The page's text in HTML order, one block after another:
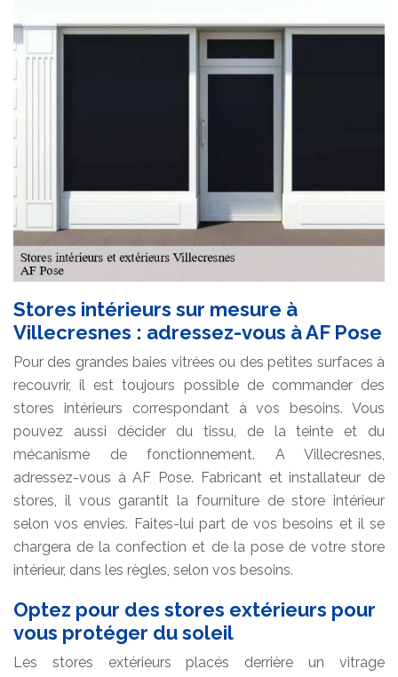
Stores intérieurs sur mesure à
Villecresnes : adressez-vous à AF Pose
Pour des grandes baies vitrées ou des petites surfaces à
recouvrir, il est toujours possible de commander des
stores intérieurs correspondant à vos besoins. Vous
pouvez aussi décider du tissu, de la teinte et du
mécanisme de fonctionnement. A Villecresnes,
adressez-vous à AF Pose. Fabricant et installateur de
stores, il vous garantit la fourniture de store intérieur
selon vos envies. Faites-lui part de vos besoins et il se
chargera de la confection et de la pose de votre store
intérieur, dans les règles, selon vos besoins.
Optez pour des stores extérieurs pour
vous protéger du soleil
Les stores extérieurs placés derrière un vitrage